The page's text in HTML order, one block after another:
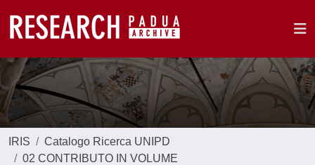
IRIS
Catalogo Ricerca UNIPD
02 CONTRIBUTO IN VOLUME